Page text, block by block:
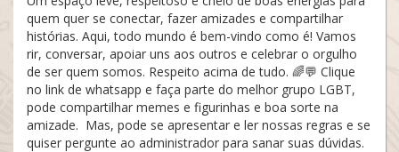
quem quer se conectar, fazer amizades e compartilhar
histórias. Aqui, todo mundo é bem-vindo como é! Vamos
rir, conversar, apoiar uns aos outros e celebrar o orgulho
de ser quem somos. Respeito acima de tudo. 🌈💬 Clique
no link de whatsapp e faça parte do melhor grupo LGBT,
pode compartilhar memes e figurinhas e boa sorte na
amizade. Mas, pode se apresentar e ler nossas regras e se
quiser pergunte ao administrador para sanar suas dúvidas.